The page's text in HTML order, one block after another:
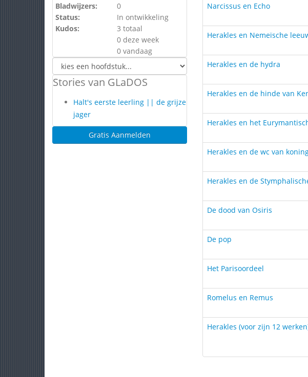
Bladwijzers:
0
Status:
In ontwikkeling
Kudos:
3 totaal
0 deze week
0 vandaag
Stories van GLaDOS
Halt's eerste leerling || de grijze
jager
Gratis Aanmelden
Narcissus en Echo
Herakles en Nemeïsche
Herakles en de hydra
Herakles en de hinde van
Herakles en het
Herakles en de wc van
Herakles en de
De dood van Osiris
De pop
Het Parisoordeel
Romelus en Remus
Herakles (voor zijn 12